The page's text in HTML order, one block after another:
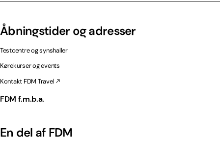
Åbningstider og adresser
Testcentre og synshaller
Kørekurser og events
Kontakt FDM Travel
FDM f.m.b.a.
En del af FDM